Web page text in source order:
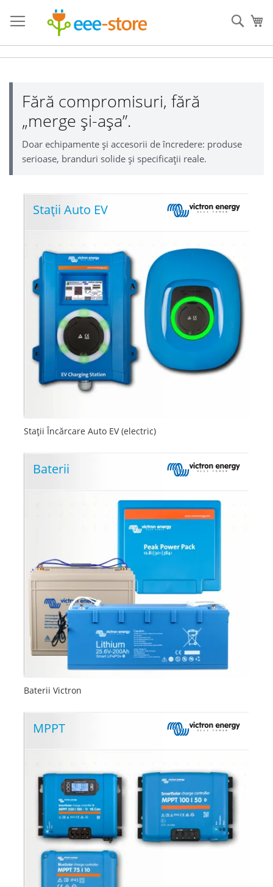
la
Continut
Fără compromisuri, fără
„merge și-așa”.
Doar echipamente și accesorii de încredere: produse
serioase, branduri solide și specificații reale.
Stații Auto EV
Stații Încărcare Auto EV (electric)
Baterii
Baterii Victron
MPPT